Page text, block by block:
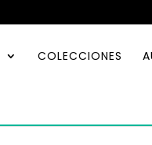
COLECCIONES